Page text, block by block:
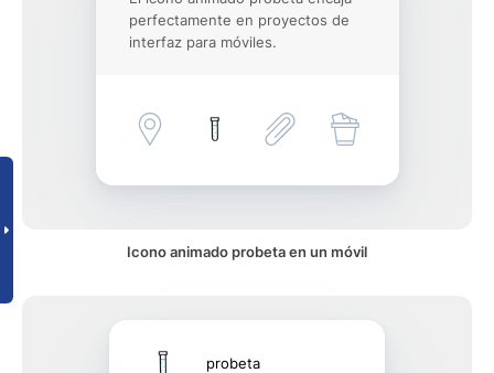
perfectamente en proyectos de
interfaz para móviles.
Icono animado probeta en un móvil
probeta